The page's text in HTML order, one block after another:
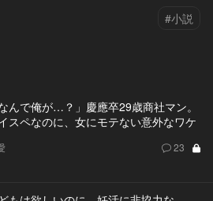
#小説
なんで俺が…？」慶應卒29歳商社マン。
スペなのに、女にモテない意外なワケ
23